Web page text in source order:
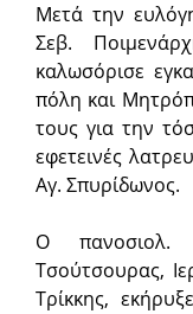
Μετά την
Σεβ.
καλωσόρισε
πόλη και
τους για την
εφετεινές
Αγ. Σπυρίδωνος.
Ο πανοσιολ.
Τσούτσουρας,
Τρίκκης,